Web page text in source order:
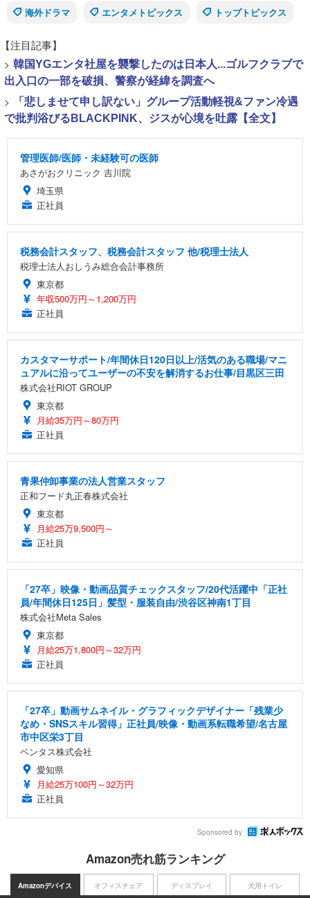
海外ドラマ
エンタメトピックス トップトピックス
【注目記事】
> 韓国YGエンタ社屋を襲撃したのは日本人...ゴルフクラブで
出入口の一部を破損、警察が経緯を調査へ
>
「悲しませて申し訳ない」グループ活動軽視&ファン冷遇
で批判浴びるBLACKPINK、ジスが心境を吐露【全文】
管理医師/医師・未経験可の医師
あさがおクリニック 吉川院
埼玉県
正社員
税務会計スタッフ、税務会計スタッフ 他/税理士法人
税理士法人おしうみ総合会計事務所
東京都
年収500万円～1,200万円
正社員
カスタマーサポート/年間休日120日以上/活気のある職場/マニ
ュアルに沿ってユーザーの不安を解消するお仕事/目黒区三田
株式会社RIOT GROUP
東京都
月給35万円～80万円
正社員
青果仲卸事業の法人営業スタッフ
正和フード丸正春株式会社
東京都
月給25万9,500円～
正社員
「27卒」映像・動画品質チェックスタッフ/20代活躍中「正社
員/年間休日125日」髪型・服装自由/渋谷区神南1丁目
株式会社Meta Sales
東京都
月給25万1,800円～32万円
正社員
「27卒」動画サムネイル・グラフィックデザイナー「残業少
なめ・SNSスキル習得」正社員/映像・動画系転職希望/名古屋
市中区栄3丁目
ベンタス株式会社
愛知県
月給25万100円～32万円
正社員
Sponsored by
Amazon売れ筋ランキング
Amazonデバイス オフィスチェア ディスプレイ 犬用トイレ